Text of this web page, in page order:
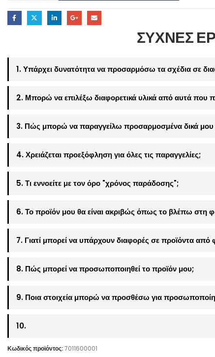
ΣΥΧΝΕΣ
1. Υπάρχει δυνατότητα να προσαρμόσω τα σχέδια σε
2. Μπορώ να επιλέξω διαφορετικά υλικά από αυτά που
3. Πώς μπορώ να παραγγείλω προσαρμοσμένα δικά μου
4. Χρειάζεται προεξόφληση για όλες τις παραγγελίες;
5. Τι εννοείτε με τον όρο "χρόνος παράδοσης";
6. Το προϊόν μου θα είναι ακριβώς όπως το βλέπω στη
7. Γιατί μπορεί να υπάρχουν διαφορές σε προϊόντα από
8. Πώς μπορεί να προσωποποιηθεί το προϊόν μου;
9. Ποια στοιχεία μπορώ να προσθέσω για
10.
Κωδικός προϊόντος:7011600001